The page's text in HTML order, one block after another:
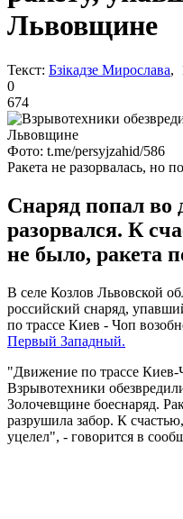
Львовщине
Текст: Бзікадзе Мирослава,
0
674
Фото: t.me/persyjzahid/586
Ракета не разорвалась, но
Снаряд попал во
разорвался. К
не было, ракета
В селе Козлов Львовской
российский снаряд,
по трассе Киев - Чоп
Первый Западный.
"Движение по трассе Киев-
Взрывотехники
Золочевщине боеснаряд.
разрушила забор. К
уцелел", - говорится в